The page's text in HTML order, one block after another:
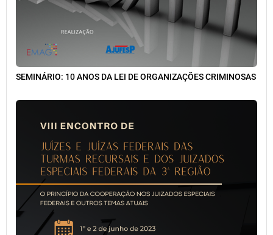
SEMINÁRIO: 10 ANOS DA LEI DE ORGANIZAÇÕES CRIMINOSAS